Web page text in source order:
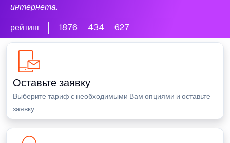
интернета.
рейтинг 1876 434 627
Оставьте заявку
Выберите тариф с необходимыми Вам опциями и оставьте
заявку